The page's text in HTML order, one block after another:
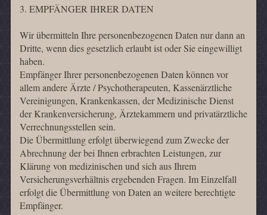
3. EMPFÄNGER IHRER DATEN
Wir übermitteln Ihre personenbezogenen Daten nur dann an
Dritte, wenn dies gesetzlich erlaubt ist oder Sie eingewilligt
haben.
Empfänger Ihrer personenbezogenen Daten können vor
allem andere Ärzte / Psychotherapeuten, Kassenärztliche
Vereinigungen, Krankenkassen, der Medizinische Dienst
der Krankenversicherung, Ärztekammern und privatärztliche
Verrechnungsstellen sein.
Die Übermittlung erfolgt überwiegend zum Zwecke der
Abrechnung der bei Ihnen erbrachten Leistungen, zur
Klärung von medizinischen und sich aus Ihrem
Versicherungsverhältnis ergebenden Fragen. Im Einzelfall
erfolgt die Übermittlung von Daten an weitere berechtigte
Empfänger.